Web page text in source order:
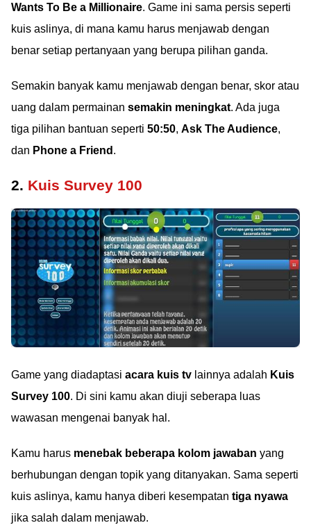
Wants To Be a Millionaire. Game ini sama persis seperti
kuis aslinya, di mana kamu harus menjawab dengan
benar setiap pertanyaan yang berupa pilihan ganda.
Semakin banyak kamu menjawab dengan benar, skor atau
uang dalam permainan semakin meningkat. Ada juga
tiga pilihan bantuan seperti 50:50, Ask The Audience,
dan Phone a Friend .
2. Kuis Survey 100
Game yang diadaptasi acara kuis tv lainnya adalah Kuis
Survey 100. Di sini kamu akan diuji seberapa luas
wawasan mengenai banyak hal.
Kamu harus menebak beberapa kolom jawaban yang
berhubungan dengan topik yang ditanyakan. Sama seperti
kuis aslinya, kamu hanya diberi kesempatan tiga nyawa
jika salah dalam menjawab.